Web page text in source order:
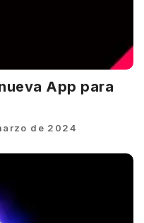
App para
de 2024